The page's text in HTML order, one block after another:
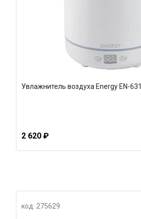
Увлажнитель воздуха Energy EN-631
2 620 ₽
код: 275629